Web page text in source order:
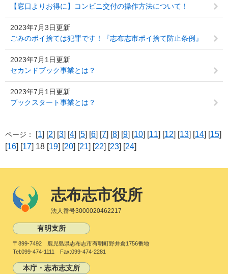
【窓口よりお得に】コンビニ交付の操作方法について！
2023年7月3日更新
ごみのポイ捨ては犯罪です！『志布志市ポイ捨て防止条例』
2023年7月1日更新
セカンドブック事業とは？
2023年7月1日更新
ブックスタート事業とは？
ページ： [1] [2] [3] [4] [5] [6] [7] [8] [9] [10] [11] [12] [13] [14] [15]
[16] [17] 18 [19] [20] [21] [22] [23] [24]
志布志市役所
法人番号3000020462217
有明支所
〒899-7492 鹿児島県志布志市有明町野井倉1756番地
Tel:099-474-1111 Fax:099-474-2281
本庁・志布志支所